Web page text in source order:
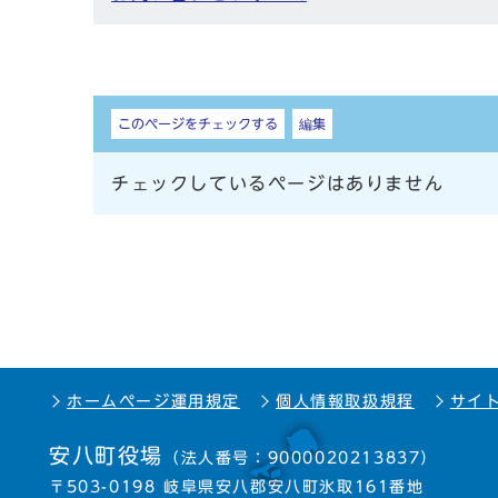
しおり
このページをチェックする 編集
チェックしているページはありません
ホームページ運用規定 個人情報取扱規程 サイ
安八町役場 （法人番号：9000020213837）
〒503-0198 岐阜県安八郡安八町氷取161番地